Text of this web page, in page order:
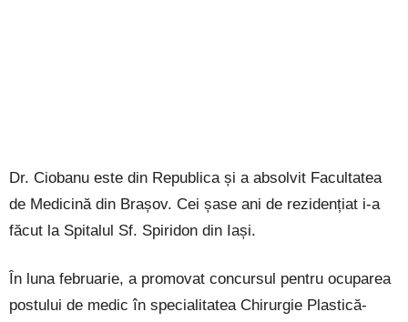
Dr. Ciobanu este din Republica și a absolvit Facultatea
de Medicină din Brașov. Cei șase ani de rezidențiat i-a
făcut la Spitalul Sf. Spiridon din Iași.
În luna februarie, a promovat concursul pentru ocuparea
postului de medic în specialitatea Chirurgie Plastică-